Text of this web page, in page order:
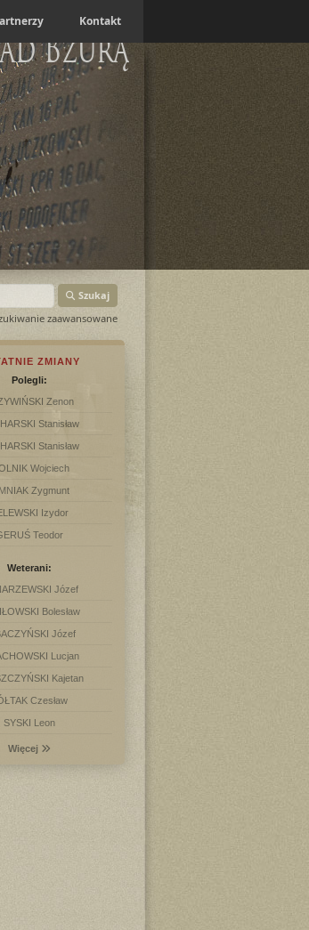
Kontakt
Bzurą
Szukaj
zaawansowane
ZMIANY
Polegli:
Zenon
Stanisław
Stanisław
Wojciech
Zygmunt
Izydor
Teodor
Weterani:
Józef
Bolesław
Józef
Lucjan
Kajetan
Czesław
SYSKI Leon
Więcej